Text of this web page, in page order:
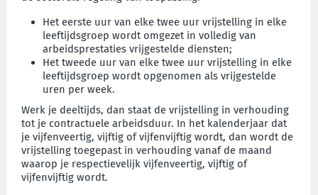
Het eerste uur van elke twee uur vrijstelling in elke
leeftijdsgroep wordt omgezet in volledig van
arbeidsprestaties vrijgestelde diensten;
Het tweede uur van elke twee uur vrijstelling in elke
leeftijdsgroep wordt opgenomen als vrijgestelde
uren per week.
Werk je deeltijds, dan staat de vrijstelling in verhouding
tot je contractuele arbeidsduur. In het kalenderjaar dat
je vijfenveertig, vijftig of vijfenvijftig wordt, dan wordt de
vrijstelling toegepast in verhouding vanaf de maand
waarop je respectievelijk vijfenveertig, vijftig of
vijfenvijftig wordt.